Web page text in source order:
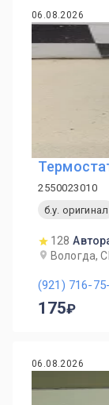
06.08.2026
2550023010
б.у. оригинал
128
Вологда,
(921) 716-
175
06.08.2026